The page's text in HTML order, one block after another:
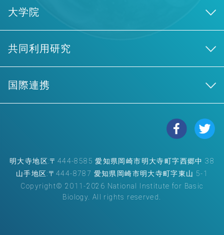
大学院
共同利用研究
国際連携
明大寺地区:〒444-8585 愛知県岡崎市明大寺町字西郷中 38
山手地区:〒444-8787 愛知県岡崎市明大寺町字東山 5-1
Copyright© 2011-2026 National Institute for Basic
Biology. All rights reserved.